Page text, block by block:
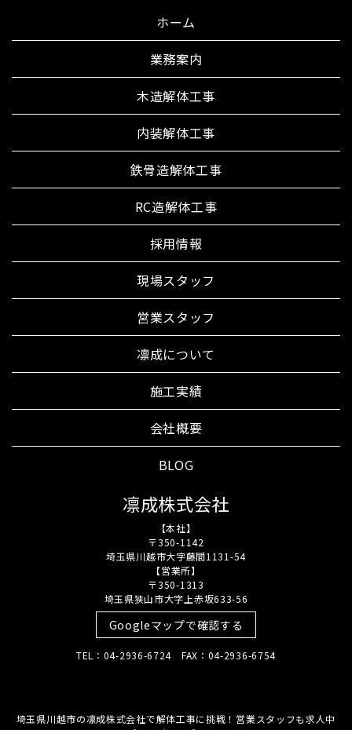
ホーム
業務案内
木造解体工事
内装解体工事
鉄骨造解体工事
RC造解体工事
採用情報
現場スタッフ
営業スタッフ
凛成について
施工実績
会社概要
BLOG
凛成株式会社
【本社】
〒350-1142
埼玉県川越市大字藤間1131-54
【営業所】
〒350-1313
埼玉県狭山市大字上赤坂633-56
Googleマップで確認する
TEL：04-2936-6724 FAX：04-2936-6754
埼玉県川越市の凛成株式会社で解体工事に挑戦！営業スタッフも求人中